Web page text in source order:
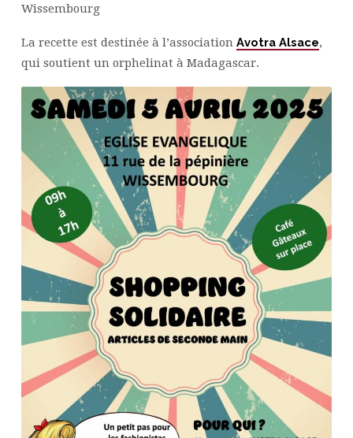
Wissembourg
La recette est destinée à l’association Avotra Alsace,
qui soutient un orphelinat à Madagascar.